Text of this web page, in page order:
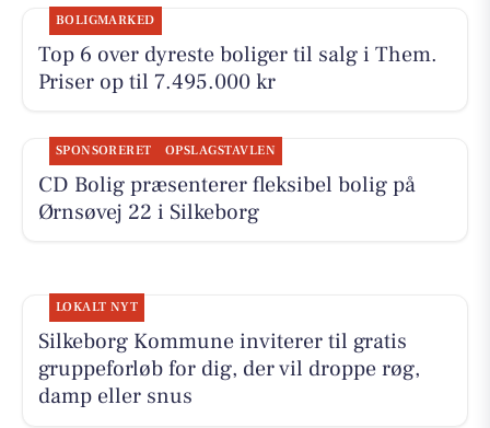
BOLIGMARKED
Top 6 over dyreste boliger til salg i Them.
Priser op til 7.495.000 kr
SPONSORERET OPSLAGSTAVLEN
CD Bolig præsenterer fleksibel bolig på
Ørnsøvej 22 i Silkeborg
LOKALT NYT
Silkeborg Kommune inviterer til gratis
gruppeforløb for dig, der vil droppe røg,
damp eller snus